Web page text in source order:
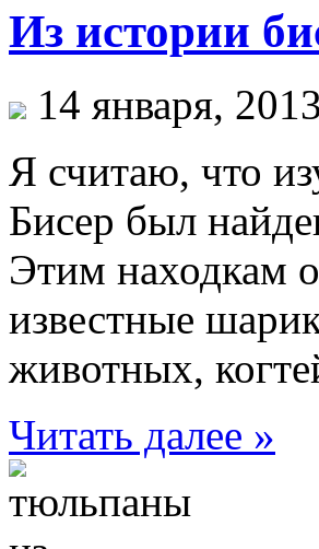
Из истории
14 января, 2013
Я считаю, что
Бисер был
Этим находкам
известные
животных,
Читать далее »